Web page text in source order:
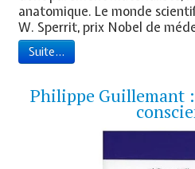
anatomique. Le monde
W. Sperrit, prix Nobel de
Suite...
Philippe Guillemant